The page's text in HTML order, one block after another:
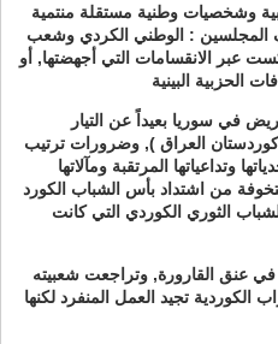
وشخصيات وطنية مستقلة منتمية
المجلسين : الوطني الكردي وشعب
عبر الانقسامات التي أجهضتها, أو
في سوريا بعيداً عن التيار
كوردستان العراق ), وضرورات ترتيب
وتداعياتها المرتقبة ومآلاتها
من اشتداد بأس الشباب الكورد
الثوري الكوردي التي كانت
في عنق القارورة, وتراجعت شعبيته
تجيد العمل المنفرد لكنها